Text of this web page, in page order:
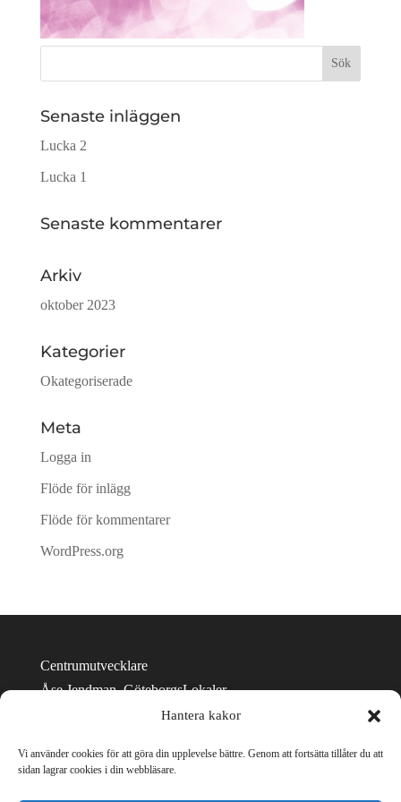
Hantera kakor
Vi använder cookies för att göra din upplevelse bättre. Genom att fortsätta tillåter du att
sidan lagrar cookies i din webbläsare.
Senaste inläggen
Lucka 2
Lucka 1
Senaste kommentarer
Arkiv
oktober 2023
Kategorier
Okategoriserade
Meta
Logga in
Flöde för inlägg
Flöde för kommentarer
WordPress.org
Centrumutvecklare
Åse Jendman, GöteborgsLokaler
E-post: ase.jendman@goteborgslokaler.se
Tillgänglighetsredogörelse